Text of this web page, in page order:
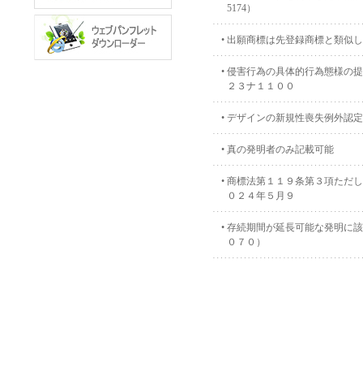
5174）
• 出願商標は先登録商標と類似
• 侵害行為の具体的行為態様の
２３ナ１１００
• デザインの新規性喪失例外認
• 真の発明者のみ記載可能
• 商標法第１１９条第３項ただ
０２４年５月９
• 存続期間が延長可能な発明に
０７０）